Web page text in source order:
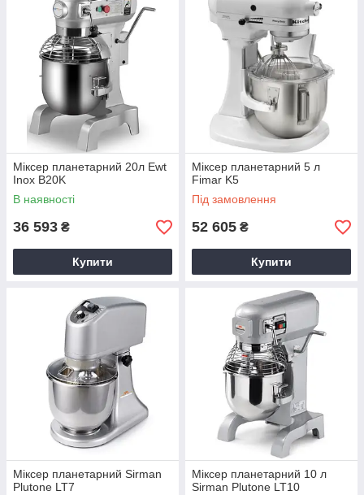
Міксер планетарний 20л Ewt
Inox B20K
В наявності
36 593 ₴
Купити
Міксер планетарний 5 л
Fimar K5
Під замовлення
52 605 ₴
Купити
Міксер планетарний Sirman
Plutone LT7
Міксер планетарний 10 л
Sirman Plutone LT10